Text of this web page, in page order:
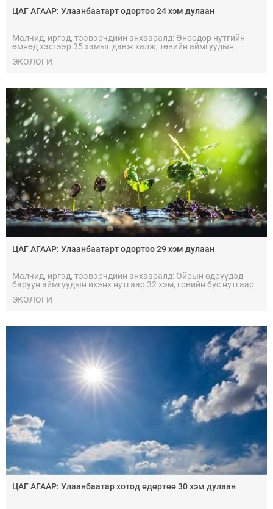
ЦАГ АГААР: Улаанбаатарт өдөртөө 24 хэм дулаан
Малчид, иргэд, тээвэрчдийн анхааралд: Өнөөдөр нутгийн
өмнөд хэсгээр 35 хэмыг давж халж, төвийн аймгуудын
наршилт, мөндөр, нөөлөг салхи, үер, усны аюулаас
ЭКОЛОГИ
ЦАГ АГААР: Улаанбаатарт өдөртөө 29 хэм дулаан
Малчид, иргэд, тээвэрчдийн анхааралд: Ойрын өдрүүдэд
баруун аймгуудын ихэнх нутгаар 32 хэм, говийн бүс нутгаар
эрсдэлээс сэрэмжтэй байхыг анхааруулж байна.
ЭКОЛОГИ
ЦАГ АГААР: Улаанбаатар хотод өдөртөө 30 хэм дулаан